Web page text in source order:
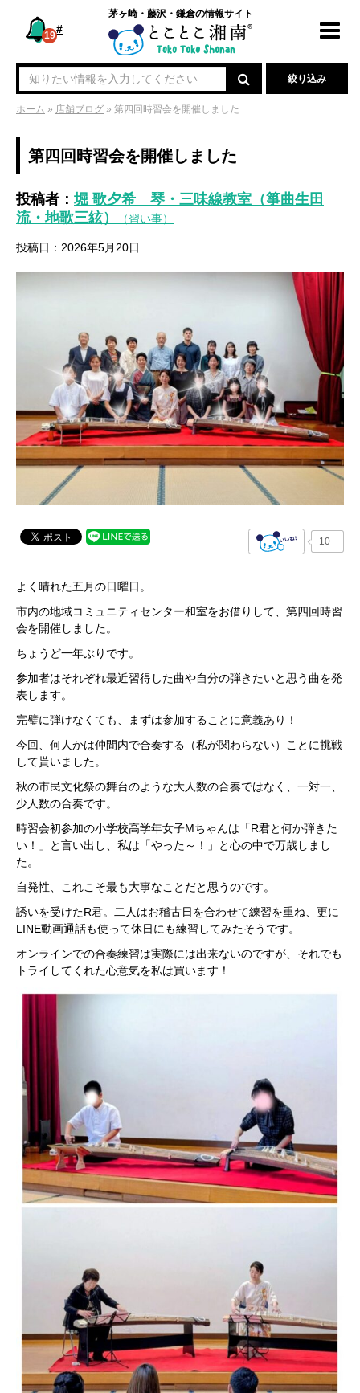
#
19
茅ヶ崎・藤沢・鎌倉の情報サイト
絞り込み
ホーム » 店舗ブログ » 第四回時習会を開催しました
第四回時習会を開催しました
投稿者：堀 歌夕希 琴・三味線教室（箏曲生田
流・地歌三絃）
（習い事）
投稿日：2026年5月20日
10+
よく晴れた五月の日曜日。
市内の地域コミュニティセンター和室をお借りして、第四回時習
会を開催しました。
ちょうど一年ぶりです。
参加者はそれぞれ最近習得した曲や自分の弾きたいと思う曲を発
表します。
完璧に弾けなくても、まずは参加することに意義あり！
今回、何人かは仲間内で合奏する（私が関わらない）ことに挑戦
して貰いました。
秋の市民文化祭の舞台のような大人数の合奏ではなく、一対一、
少人数の合奏です。
時習会初参加の小学校高学年女子Mちゃんは「R君と何か弾きた
い！」と言い出し、私は「やった～！」と心の中で万歳しまし
た。
自発性、これこそ最も大事なことだと思うのです。
誘いを受けたR君。二人はお稽古日を合わせて練習を重ね、更に
LINE動画通話も使って休日にも練習してみたそうです。
オンラインでの合奏練習は実際には出来ないのですが、それでも
トライしてくれた心意気を私は買います！